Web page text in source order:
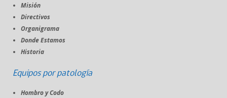
Misión
Directivos
Organigrama
Donde Estamos
Historia
Equipos por patología
Hombro y Codo